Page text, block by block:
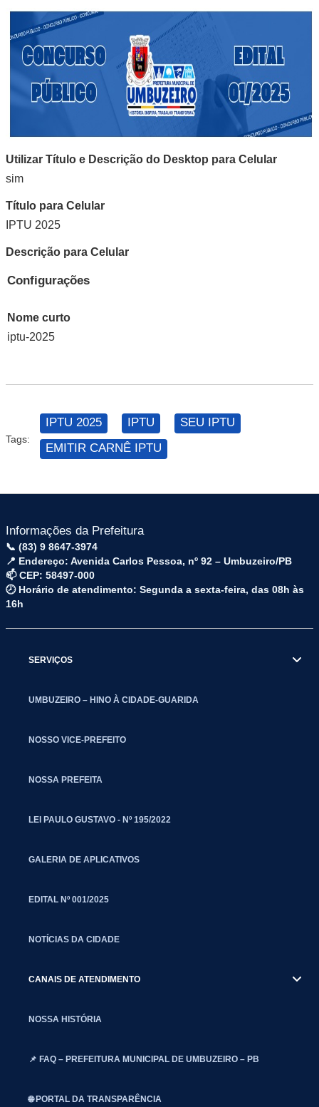
Utilizar Título e Descrição do Desktop para Celular
sim
Título para Celular
IPTU 2025
Descrição para Celular
Configurações
Nome curto
iptu-2025
Tags:
IPTU 2025 IPTU
SEU IPTU
EMITIR CARNÊ IPTU
Informações da Prefeitura
📞 (83) 9 8647-3974
📍 Endereço: Avenida Carlos Pessoa, nº 92 – Umbuzeiro/PB
📫 CEP: 58497-000
🕗 Horário de atendimento: Segunda a sexta-feira, das 08h às
16h
SERVIÇOS
UMBUZEIRO – HINO À CIDADE-GUARIDA
NOSSO VICE-PREFEITO
NOSSA PREFEITA
LEI PAULO GUSTAVO - Nº 195/2022
GALERIA DE APLICATIVOS
EDITAL Nº 001/2025
NOTÍCIAS DA CIDADE
CANAIS DE ATENDIMENTO
NOSSA HISTÓRIA
📌 FAQ – PREFEITURA MUNICIPAL DE UMBUZEIRO – PB
🌐 PORTAL DA TRANSPARÊNCIA